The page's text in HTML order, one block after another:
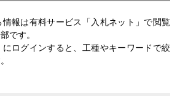
報は有料サービス「入札ネット」で閲覧
です。
にログインすると、工種やキーワードで絞